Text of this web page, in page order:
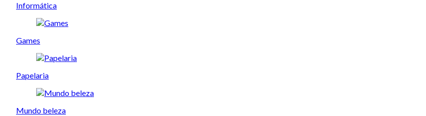
Informática
Games
Papelaria
Mundo beleza